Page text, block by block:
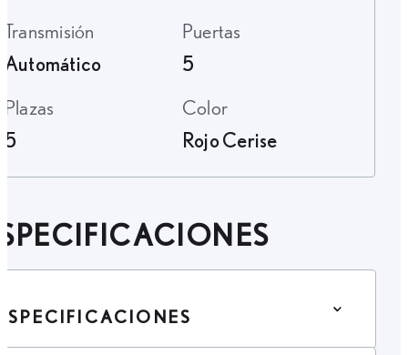
Transmisión
Automático
Puertas
5
Plazas
5
Color
Rojo Cerise